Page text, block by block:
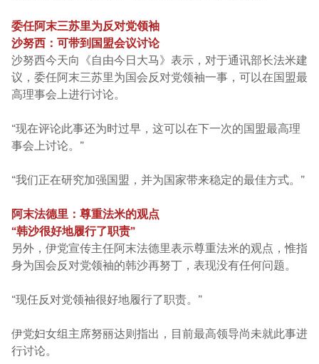
委任阿末三苏里为反对党领袖
沙努西：可带到国盟会议讨论
沙努西今天向《自由今日大马》表示，对于通讯部长法米建
议，委任阿末三苏里为国会反对党领袖一事，可以在国盟最
高理事会上进行讨论。
“现在评论此事还为时过早，这可以在下一次的国盟最高理
事会上讨论。”
“我们正在研究加强国盟，并为国家带来稳定的最佳方式。”
阿末法德里：尊重法米的观点
“韩沙很好地履行了职责”
另外，伊党宣传主任阿末法德里表示尊重法米的观点，惟指
身为国会反对党领袖的韩沙再努丁，表现没有任何问题。
“现任反对党领袖很好地履行了职责。”
伊党妇女组主席努丽达则指出，目前最高领导尚未就此事进
行讨论。